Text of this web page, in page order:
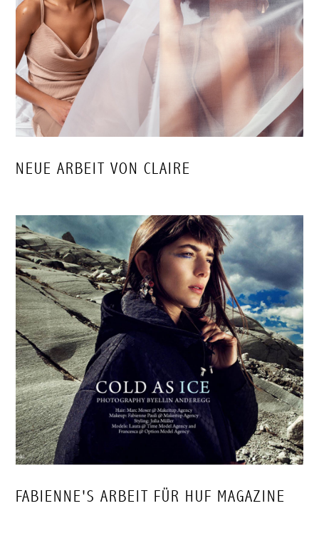
NEUE ARBEIT VON CLAIRE
FABIENNE'S ARBEIT FÜR HUF MAGAZINE